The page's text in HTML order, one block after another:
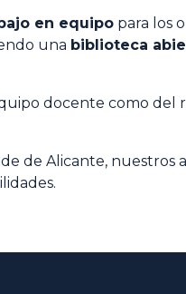
en equipo para los
una biblioteca
docente como del
de Alicante, nuestros